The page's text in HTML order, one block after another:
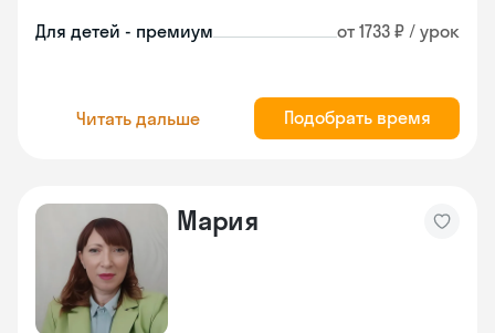
Для детей - премиум от 1733 ₽ / урок
Читать дальше Подобрать время
Мария